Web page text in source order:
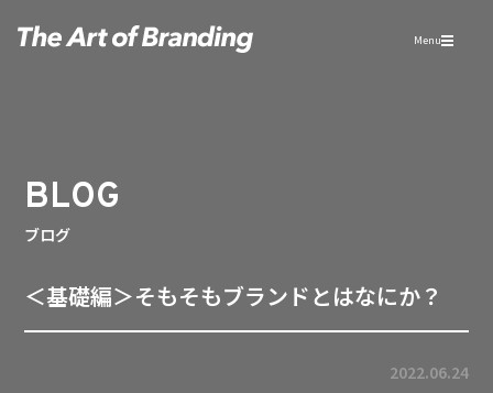
Menu
BLOG
ブログ
＜基礎編＞そもそもブランドとはなにか？
2022.06.24